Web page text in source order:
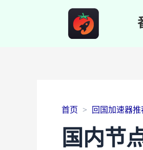
首页 回国加速器推
国内节